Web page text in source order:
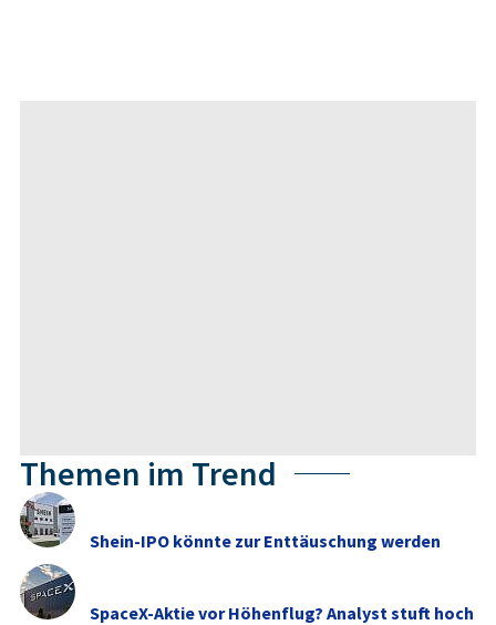
Themen im Trend
Shein-IPO könnte zur Enttäuschung werden
SpaceX-Aktie vor Höhenflug? Analyst stuft hoch